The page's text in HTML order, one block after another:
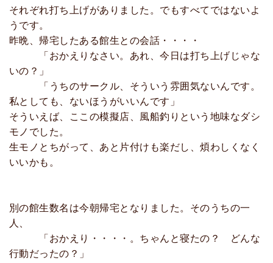
それぞれ打ち上げがありました。でもすべてではないよ
うです。
昨晩、帰宅したある館生との会話・・・・
「おかえりなさい。あれ、今日は打ち上げじゃな
いの？」
「うちのサークル、そういう雰囲気ないんです。
私としても、ないほうがいいんです」
そういえば、ここの模擬店、風船釣りという地味なダシ
モノでした。
生モノとちがって、あと片付けも楽だし、煩わしくなく
いいかも。
別の館生数名は今朝帰宅となりました。そのうちの一
人、
「おかえり・・・・。ちゃんと寝たの？ どんな
行動だったの？」